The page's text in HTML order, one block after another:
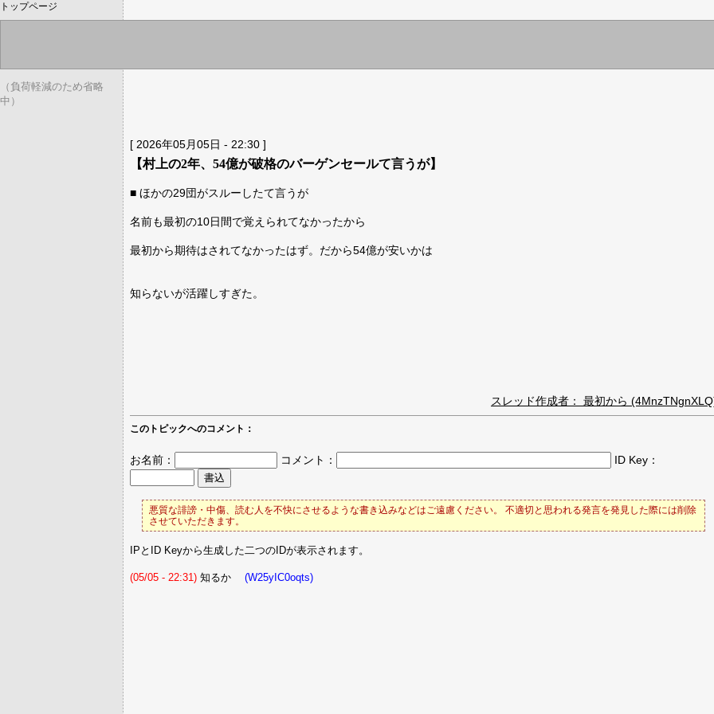
トップページ
（負荷軽減のため省略
中）
[ 2026年05月05日 - 22:30 ]
【村上の2年、54億が破格のバーゲンセールて言うが】
■ ほかの29団がスルーしたて言うが
名前も最初の10日間で覚えられてなかったから
最初から期待はされてなかったはず。だから54億が安いかは
知らないが活躍しすぎた。
スレッド作成者： 最初から
このトピックへのコメント：
お名前： コメント： ID Key：
悪質な誹謗・中傷、読む人を不快にさせるような書き込みなどはご遠慮ください。 不適切と思われる発言を発見した際には削除
させていただきます。
IPとID Keyから生成した二つのIDが表示されます。
(05/05 - 22:31) 知るか (W25yIC0oqts)